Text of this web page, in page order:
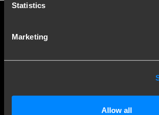
Statistics
Marketing
Allow all
Aby się zapisać